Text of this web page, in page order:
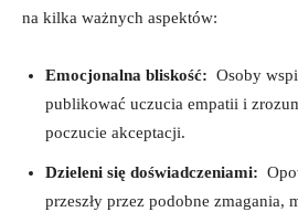
na kilka ważnych aspektów:
Emocjonalna bliskość:
Osoby⁤
publikować ⁤uczucia empatii i​
poczucie akceptacji.
Dzieleni się​ doświadczeniami:
przeszły‌ przez ‌podobne‍ zmagania,